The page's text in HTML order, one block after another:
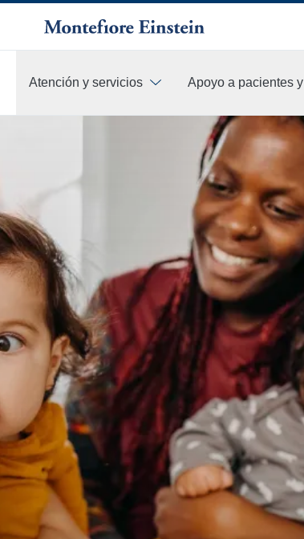
Atención y servicios Apoyo a pacientes